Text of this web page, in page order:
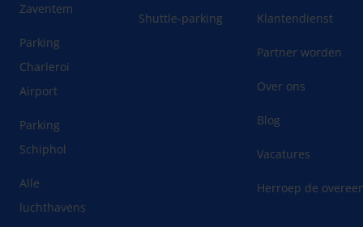
Zaventem
Parking
Charleroi
Airport
Parking
Schiphol
Alle
luchthavens
Shuttle-parking Klantendienst
Partner worden
Over ons
Blog
Vacatures
Herroep de